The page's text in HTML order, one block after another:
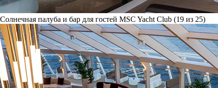
Солнечная палуба и бар для гостей MSC Yacht Club (19 из 25)